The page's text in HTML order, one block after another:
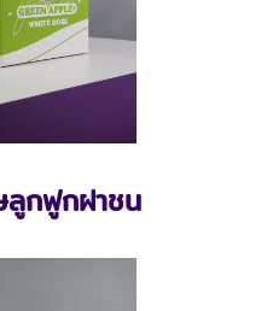
ลูกฟูกฝาชน